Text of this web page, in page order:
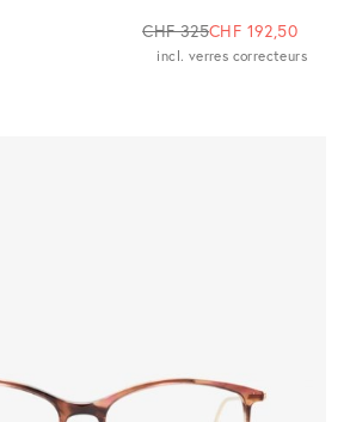
CHF 325CHF 192,50
incl. verres correcteurs